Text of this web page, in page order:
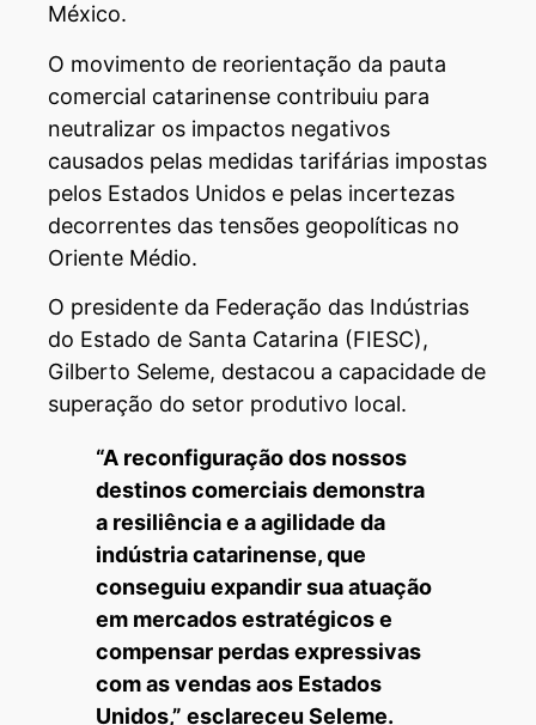
México.
O movimento de reorientação da pauta
comercial catarinense contribuiu para
neutralizar os impactos negativos
causados pelas medidas tarifárias impostas
pelos Estados Unidos e pelas incertezas
decorrentes das tensões geopolíticas no
Oriente Médio.
O presidente da Federação das Indústrias
do Estado de Santa Catarina (FIESC),
Gilberto Seleme, destacou a capacidade de
superação do setor produtivo local.
“A reconfiguração dos nossos
destinos comerciais demonstra
a resiliência e a agilidade da
indústria catarinense, que
conseguiu expandir sua atuação
em mercados estratégicos e
compensar perdas expressivas
com as vendas aos Estados
Unidos,” esclareceu Seleme.